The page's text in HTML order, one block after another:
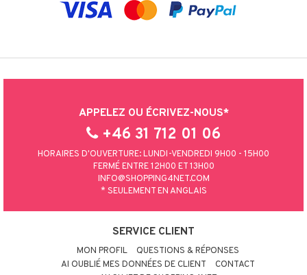
APPELEZ OU ÉCRIVEZ-NOUS*
+46 31 712 01 06
HORAIRES D'OUVERTURE: LUNDI-VENDREDI 9H00 - 15H00
FERMÉ ENTRE 12H00 ET 13H00
INFO@SHOPPING4NET.COM
* SEULEMENT EN ANGLAIS
SERVICE CLIENT
MON PROFIL
QUESTIONS & RÉPONSES
AI OUBLIÉ MES DONNÉES DE CLIENT
CONTACT